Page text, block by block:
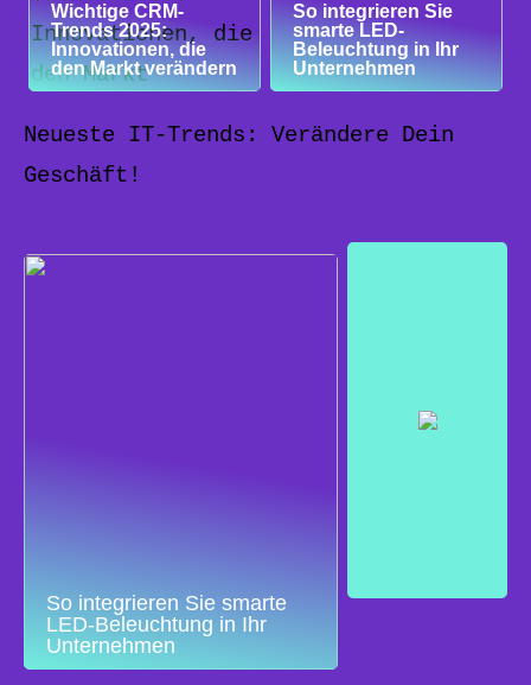
Wichtige CRM-
Trends 2025:
Innovationen, die
den Markt verändern
So integrieren Sie
smarte LED-
Beleuchtung in Ihr
Unternehmen
Neueste IT-Trends: Verändere Dein
Geschäft!
So integrieren Sie smarte
LED-Beleuchtung in Ihr
Unternehmen